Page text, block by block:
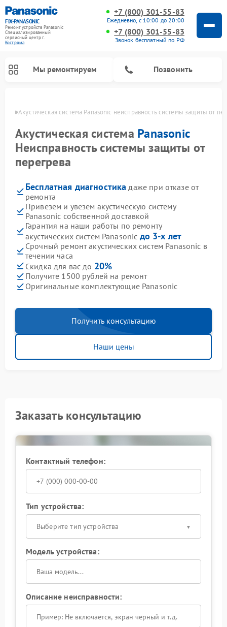
FIX-PANASONIC
Ремонт устройств Panasonic
Специализированный
cервисный центр г.
Кострома
+7 (800) 301-55-83
Ежедневно, с 10:00 до 20:00
+7 (800) 301-55-83
Звонок бесплатный по РФ
Мы ремонтируем Позвонить
Акустическая система Panasonic неисправность системы защиты от
Акустическая система Panasonic
Неисправность системы защиты от
перегрева
Бесплатная диагностика даже при отказе от
ремонта
Привезем и увезем акустическую систему
Panasonic собственной доставкой
Гарантия на наши работы по ремонту
акустических систем Panasonic до 3-х лет
Срочный ремонт акустических систем Panasonic в
течении часа
Скидка для вас до 20%
Получите 1500 рублей на ремонт
Оригинальные комплектующие Panasonic
Получить консультацию
Наши цены
Заказать консультацию
Контактный телефон:
Тип устройства:
Выберите тип устройства
Модель устройства:
Описание неисправности: